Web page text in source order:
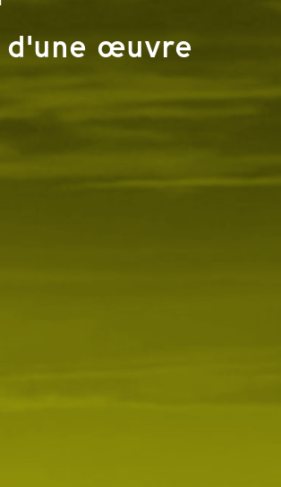
d'une œuvre